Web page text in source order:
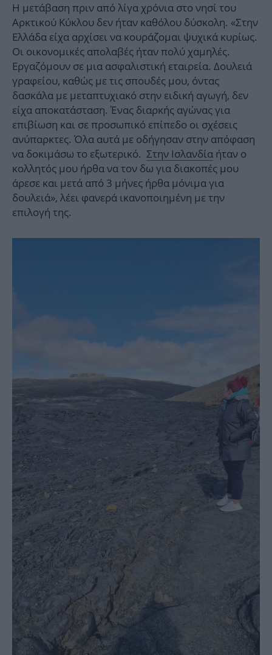
Η μετάβαση πριν από λίγα χρόνια στο νησί του
Αρκτικού Κύκλου δεν ήταν καθόλου δύσκολη. «Στην
Ελλάδα είχα αρχίσει να κουράζομαι ψυχικά κυρίως.
Οι οικονομικές απολαβές ήταν πολύ χαμηλές.
Εργαζόμουν σε μια ασφαλιστική εταιρεία. Δουλειά
γραφείου, καθώς με τις σπουδές μου, όντας
δασκάλα με μεταπτυχιακό στην ειδική αγωγή, δεν
είχα αποκατάσταση. Ένας διαρκής αγώνας για
επιβίωση και σε προσωπικό επίπεδο οι σχέσεις
ανύπαρκτες. Όλα αυτά με οδήγησαν στην απόφαση
να δοκιμάσω το εξωτερικό. Στην Ισλανδία ήταν ο
κολλητός μου ήρθα να τον δω για διακοπές μου
άρεσε και μετά από 3 μήνες ήρθα μόνιμα για
δουλειά», λέει φανερά ικανοποιημένη με την
επιλογή της.